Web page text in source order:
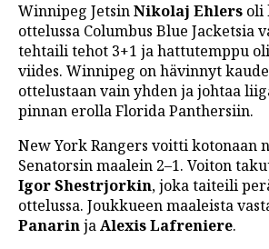
Winnipeg JetsinNikolaj Ehlers oli
ottelussa Columbus Blue Jacketsia
tehtaili tehot 3+1 ja hattutemppu
viides. Winnipeg on hävinnyt
ottelustaan vain yhden ja johtaa
pinnan erolla Florida Panthersiin.
New York Rangers voitti kotonaan
Senatorsin maalein 2–1. Voiton
Igor Shestrjorkin, joka taiteili
ottelussa. Joukkueen maaleista
PanarinjaAlexis Lafreniere.